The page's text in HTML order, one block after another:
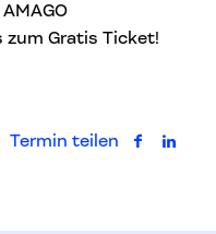
zum Gratis Ticket!
Termin teilen auf auf